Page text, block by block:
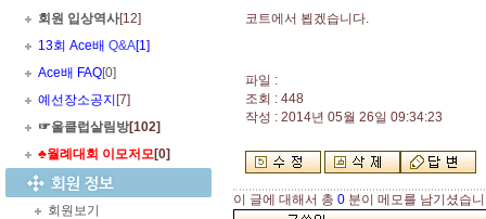
회원 입상역사[12]
13회 Ace배 Q&A[1]
Ace배 FAQ[0]
예선장소공지 [7]
☞울클럽살림방[102]
♣월례대회 이모저모[0]
회원보기
코트에서 뵙겠습니다.
파일 :
조회 : 448
작성 : 2014년 05월 26일 09:34:23
이 글에 대해서 총 0 분이 메모를 남기셨습